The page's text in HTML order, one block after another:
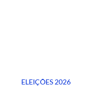
ELEIÇÕES 2026